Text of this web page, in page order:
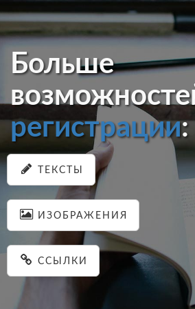
Больше
регистрации:
ТЕКСТЫ
ИЗОБРАЖЕНИЯ
ССЫЛКИ